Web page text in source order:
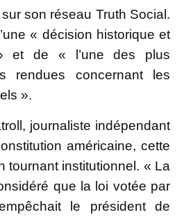
son réseau Truth Social.
« décision historique et
et de « l’une des plus
rendues concernant les
».
journaliste indépendant
américaine, cette
tournant institutionnel. « La
que la loi votée par
le président de